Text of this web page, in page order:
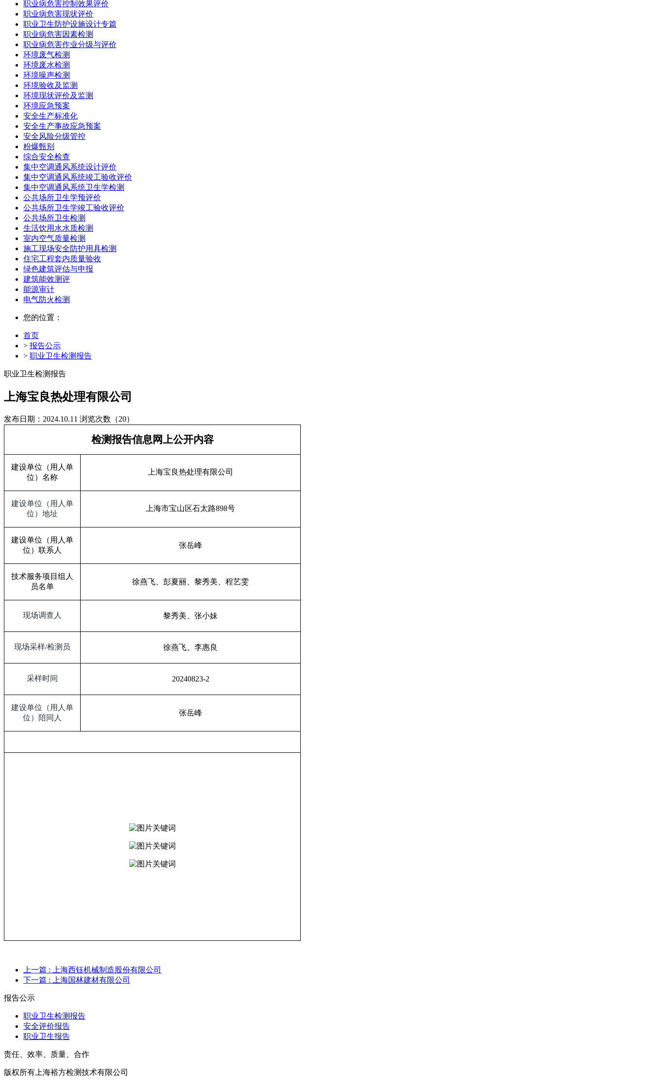
职业病危害控制效果评价
职业病危害现状评价
职业卫生防护设施设计专篇
职业病危害因素检测
职业病危害作业分级与评价
环境废气检测
环境废水检测
环境噪声检测
环境验收及监测
环境现状评价及监测
环境应急预案
安全生产标准化
安全生产事故应急预案
安全风险分级管控
粉爆甄别
综合安全检查
集中空调通风系统设计评价
集中空调通风系统竣工验收评价
集中空调通风系统卫生学检测
公共场所卫生学预评价
公共场所卫生学竣工验收评价
公共场所卫生检测
生活饮用水水质检测
室内空气质量检测
施工现场安全防护用具检测
住宅工程套内质量验收
绿色建筑评估与申报
建筑能效测评
能源审计
电气防火检测
您的位置：
首页
> 报告公示
> 职业卫生检测报告
职业卫生检测报告
上海宝良热处理有限公司
发布日期：2024.10.11 浏览次数（20）
检测报告信息网上公开内容
建设单位（用人单
位）名称
上海宝良热处理有限公司
建设单位（用人单
位）地址
上海市宝山区石太路898号
建设单位（用人单
位）联系人
张岳峰
技术服务项目组人
员名单
徐燕飞、彭夏丽、黎秀美、程艺雯
现场调查人 黎秀美、张小妹
现场采样/检测员 徐燕飞、李惠良
采样时间 20240823-2
建设单位（用人单
位）陪同人
张岳峰
上一篇 : 上海西钰机械制造股份有限公司
下一篇 : 上海国林建材有限公司
报告公示
职业卫生检测报告
安全评价报告
职业卫生报告
责任、效率、质量、合作
版权所有上海裕方检测技术有限公司